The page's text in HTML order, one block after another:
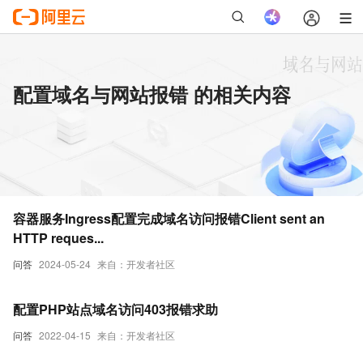
配置域名与网站报错 的相关内容
问答 2024-05-24 来自：开发者社区
容器服务Ingress配置完成域名访问报错Client sent an
HTTP reques...
问答 2022-04-15 来自：开发者社区
配置PHP站点域名访问403报错求助